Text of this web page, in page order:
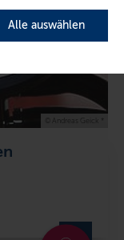
Alle auswählen
© Andreas Geick *